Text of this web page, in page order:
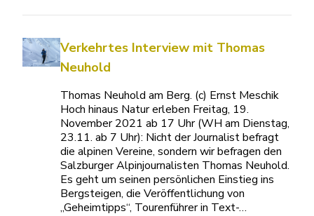
Verkehrtes Interview mit Thomas
Neuhold
Thomas Neuhold am Berg. (c) Ernst Meschik
Hoch hinaus Natur erleben Freitag, 19.
November 2021 ab 17 Uhr (WH am Dienstag,
23.11. ab 7 Uhr): Nicht der Journalist befragt
die alpinen Vereine, sondern wir befragen den
Salzburger Alpinjournalisten Thomas Neuhold.
Es geht um seinen persönlichen Einstieg ins
Bergsteigen, die Veröffentlichung von
„Geheimtipps“, Tourenführer in Text-…